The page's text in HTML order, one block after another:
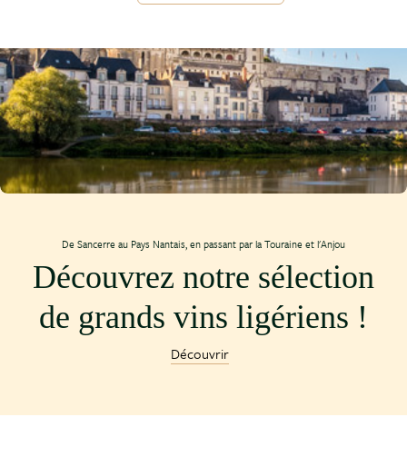
De Sancerre au Pays Nantais, en passant par la Touraine et l'Anjou
Découvrez notre sélection
de grands vins ligériens !
Découvrir